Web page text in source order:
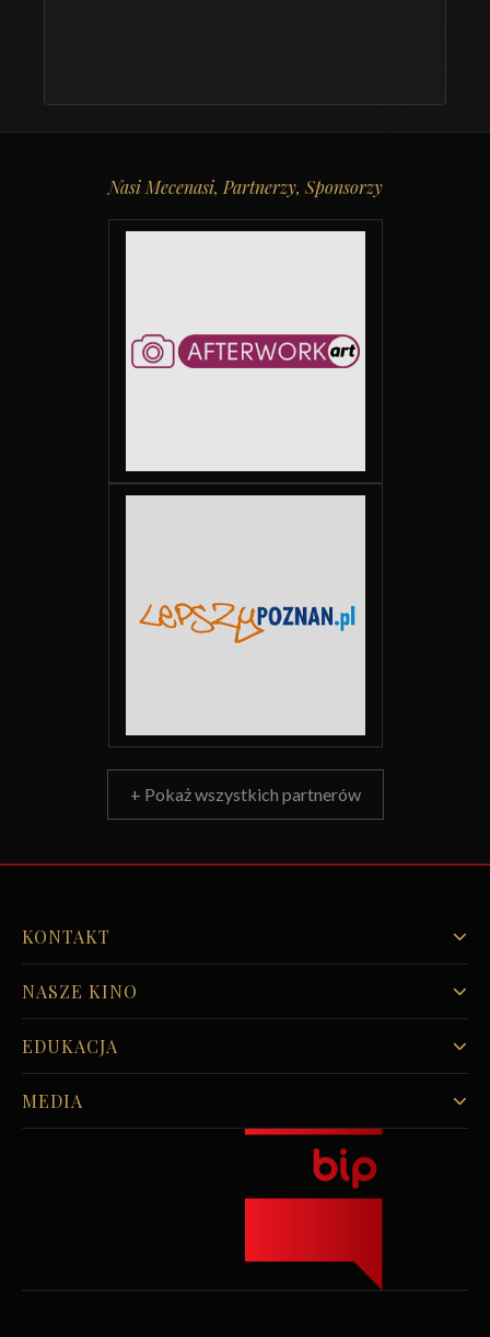
Nasi Mecenasi, Partnerzy, Sponsorzy
+ Pokaż wszystkich partnerów
KONTAKT
NASZE KINO
EDUKACJA
MEDIA